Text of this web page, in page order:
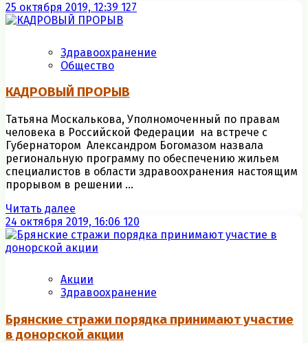
25 октября 2019, 12:39 127
Здравоохранение
Общество
КАДРОВЫЙ ПРОРЫВ
Татьяна Москалькова, Уполномоченный по правам
человека в Российской Федерации на встрече с
Губернатором Александром Богомазом назвала
региональную программу по обеспечению жильем
специалистов в области здравоохранения настоящим
прорывом в решении ...
Читать далее
24 октября 2019, 16:06 120
Акции
Здравоохранение
Брянские стражи порядка принимают участие
в донорской акции